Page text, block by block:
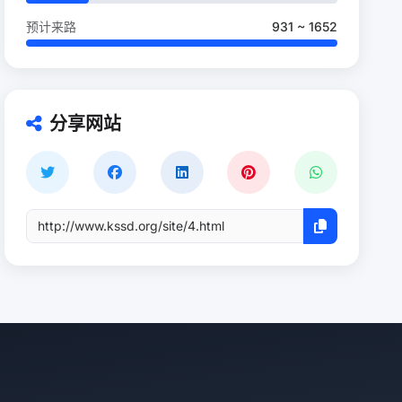
预计来路 931 ~ 1652
分享网站